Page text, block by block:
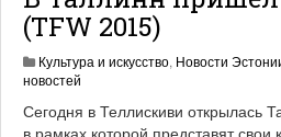
(TFW 2015)
Культура и искусство, Новости
новостей
Сегодня в Теллискиви открылась